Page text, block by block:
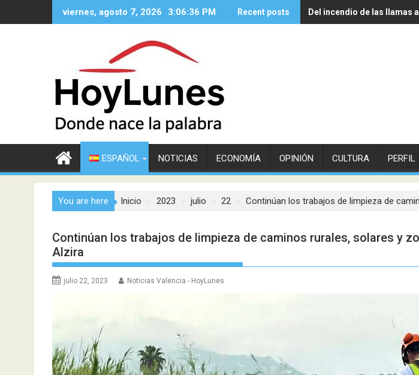
viernes, agosto 7, 2026 3:06:37 PM Recent posts Del incendio de las llamas
Experto de Vithas explica
ESPAÑOL NOTICIAS ECONOMÍA OPINIÓN CULTURA PERFIL
You are here Inicio 2023 julio 22 Continúan los trabajos de limpieza de
Continúan los trabajos de limpieza de caminos rurales, solares y
Alzira
julio 22, 2023 Noticias Valencia - HoyLunes